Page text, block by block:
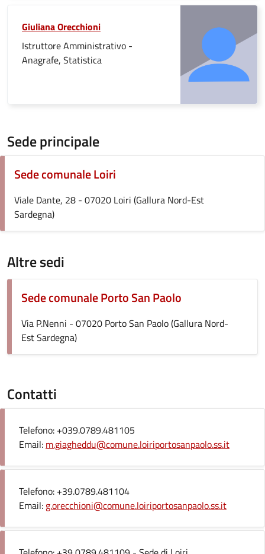
Giuliana Orecchioni
Istruttore Amministrativo -
Anagrafe, Statistica
Sede principale
Sede comunale Loiri
Viale Dante, 28 - 07020 Loiri (Gallura Nord-Est
Sardegna)
Altre sedi
Sede comunale Porto San Paolo
Via P.Nenni - 07020 Porto San Paolo (Gallura Nord-
Est Sardegna)
Contatti
Telefono: +039.0789.481105
Email: m.giagheddu@comune.loiriportosanpaolo.ss.it
Telefono: +39.0789.481104
Email: g.orecchioni@comune.loiriportosanpaolo.ss.it